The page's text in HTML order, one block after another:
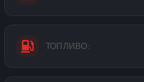
ТОПЛИВО: